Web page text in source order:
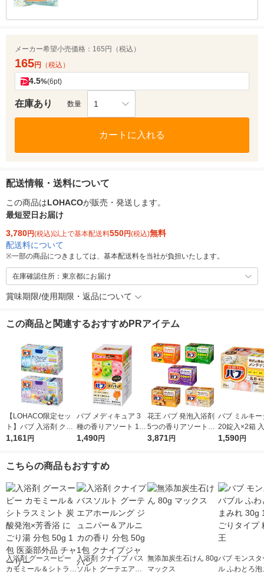
メーカー希望小売価格： 165円（税込）
165円 （税込）
4.5%(6pt)
在庫あり 数量 1
カートに入れる
配送情報・送料について
この商品はLOHACOが販売・発送します。
最短翌日お届け
3,780円(税込)以上で基本配送料550円(税込)無料
配送料について
※一部の商品につきましては、基本配送料を当社が負担いたします。
在庫確認住所：東京都にお届け
賞味期限/使用期限・返品について
この商品と関連するおすすめPRアイテム
【LOHACO限定セッ
ト】バブ 入浴剤 クー
ル フラワースプラッ
1,161円
バブ メディキュア 3
種の香りアソート 1箱
（12錠入）高濃度炭
1,490円
花王 バブ 発泡入浴剤
5つの香りアソートセ
ット 100錠
3,871円
バブ ミルキー
20錠入×2箱
王 （にごり
1,590円
こちらの商品もおすすめ
入浴剤 グースーピー
カモミール＆シトラス
入浴剤 クナイプ バス
ソルト グーテエアホ
無添加炭生石けん 80g
マックス
バブ モンスタ
ル ふわとろ